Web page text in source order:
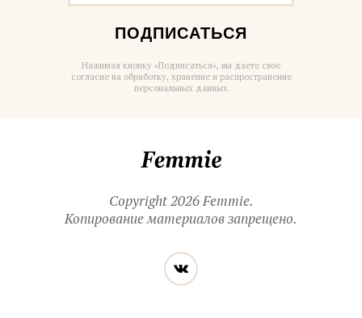
ПОДПИСАТЬСЯ
Нажимая кнопку «Подписаться», вы даете свое
согласие на обработку, хранение и распространение
персональных данных
Copyright 2026 Femmie.
Копирование материалов запрещено.
Читайте
нас
в социальных